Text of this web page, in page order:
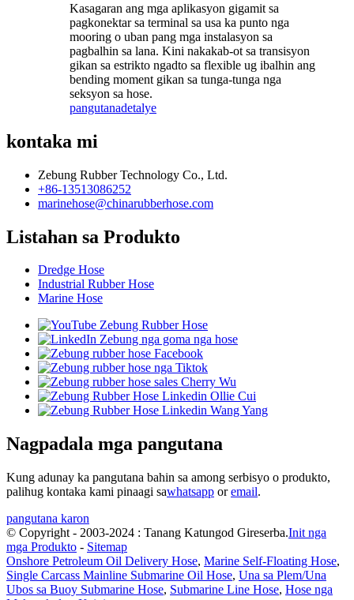
Kasagaran ang mga aplikasyon gigamit sa
pagkonektar sa terminal sa usa ka punto nga
mooring o uban pang mga instalasyon sa
pagbalhin sa lana. Kini nakakab-ot sa transisyon
gikan sa estrikto ngadto sa flexible ug ibalhin ang
bending moment gikan sa tunga-tunga nga
seksyon sa hose.
pangutanadetalye
kontaka mi
Zebung Rubber Technology Co., Ltd.
+86-13513086252
marinehose@chinarubberhose.com
Listahan sa Produkto
Dredge Hose
Industrial Rubber Hose
Marine Hose
Nagpadala mga pangutana
Kung adunay ka pangutana bahin sa among serbisyo o produkto,
palihug kontaka kami pinaagi sawhatsapp oremail.
pangutana karon
© Copyright - 2003-2024 : Tanang Katungod Gireserba.Init nga
mga Produkto - Sitemap
Onshore Petroleum Oil Delivery Hose, Marine Self-Floating Hose,
Single Carcass Mainline Submarine Oil Hose, Una sa Plem/Una
Ubos sa Buoy Submarine Hose, Submarine Line Hose, Hose nga